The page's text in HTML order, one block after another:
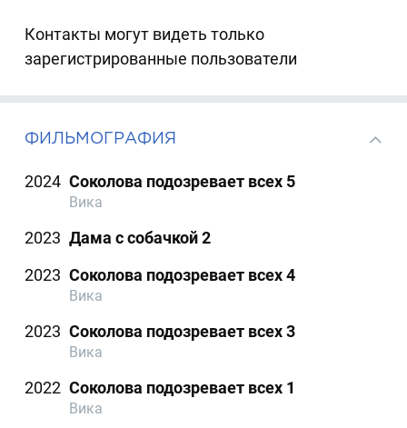
Контакты могут видеть только
зарегистрированные пользователи
ФИЛЬМОГРАФИЯ
2024 Соколова подозревает всех 5
Вика
2023 Дама с собачкой 2
2023 Соколова подозревает всех 4
Вика
2023 Соколова подозревает всех 3
Вика
2022 Соколова подозревает всех 1
Вика